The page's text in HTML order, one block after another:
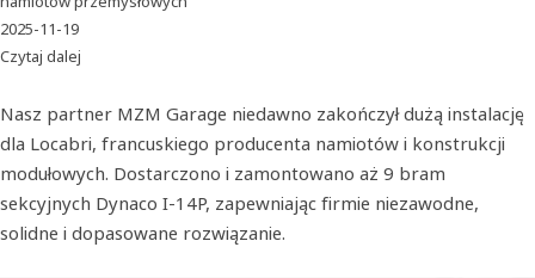
2025-11-19
Czytaj dalej
Nasz partner MZM Garage niedawno zakończył dużą instalację
dla Locabri, francuskiego producenta namiotów i konstrukcji
modułowych. Dostarczono i zamontowano aż 9 bram
sekcyjnych Dynaco I-14P, zapewniając firmie niezawodne,
solidne i dopasowane rozwiązanie.